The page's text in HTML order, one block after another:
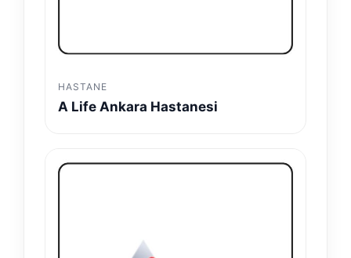
HASTANE
A Life Ankara Hastanesi